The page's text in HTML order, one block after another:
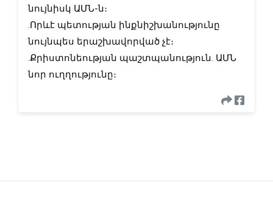
նույնիսկ ԱՄՆ-ն։
․Որևէ պետության ինքնիշխանությունը
նույնպես երաշխավորված չէ։
․Քրիստոնեության պաշտպանություն․ ԱՄՆ
նոր ուղղությունը։